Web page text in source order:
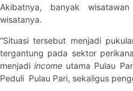
Akibatnya, banyak
wisatanya.
“Situasi tersebut menjadi
tergantung pada sektor
menjadiincome utama Pulau
Peduli Pulau Pari, sekaligus